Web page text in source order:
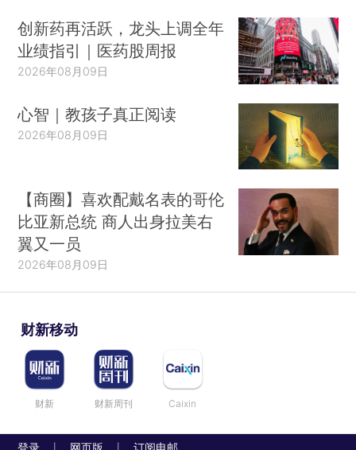
创新药再活跃，龙头上调全年
业绩指引｜医药股周报
2026年08月09日
心智｜教孩子真正阅读
2026年08月09日
【商圈】喜欢配戴名表的哥伦
比亚新总统 商人出身拉美右
翼又一员
2026年08月09日
财新移动
财新 财新周刊 Caixin